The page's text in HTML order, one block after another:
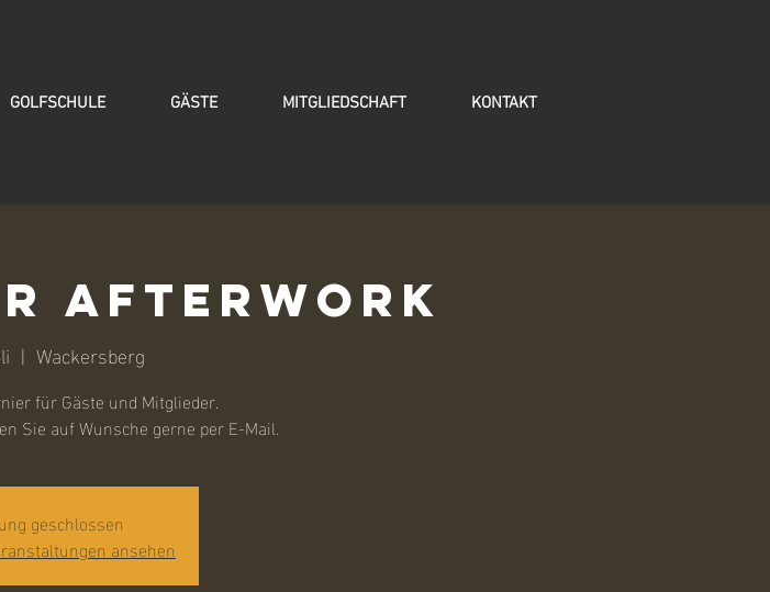
GOLFSCHULE GÄSTE MITGLIEDSCHAFT KONTAKT
Afterwork
  |
Wackersberg
für Gäste und Mitglieder.
Sie auf Wunsche gerne per E-Mail.
geschlossen
ansehen